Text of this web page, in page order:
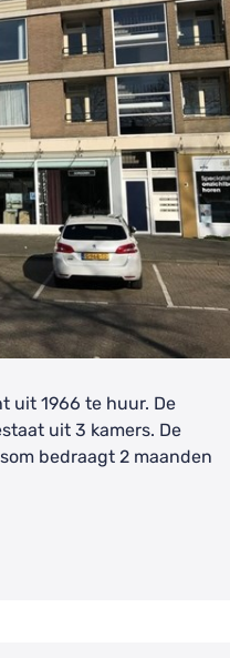
uit 1966 te huur. De
uit 3 kamers. De
bedraagt 2 maanden